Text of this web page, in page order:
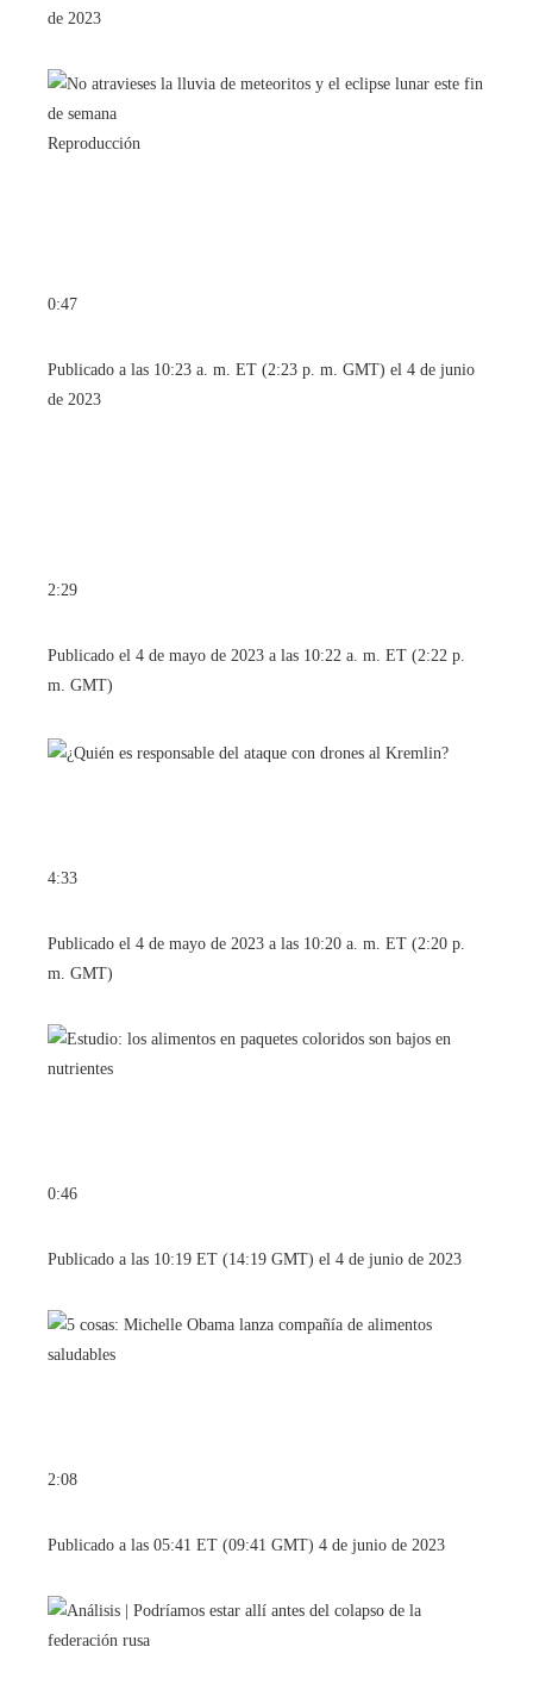
de 2023
Reproducción
0:47
Publicado a las 10:23 a. m. ET (2:23 p. m. GMT) el 4 de junio
de 2023
2:29
Publicado el 4 de mayo de 2023 a las 10:22 a. m. ET (2:22 p.
m. GMT)
4:33
Publicado el 4 de mayo de 2023 a las 10:20 a. m. ET (2:20 p.
m. GMT)
0:46
Publicado a las 10:19 ET (14:19 GMT) el 4 de junio de 2023
2:08
Publicado a las 05:41 ET (09:41 GMT) 4 de junio de 2023